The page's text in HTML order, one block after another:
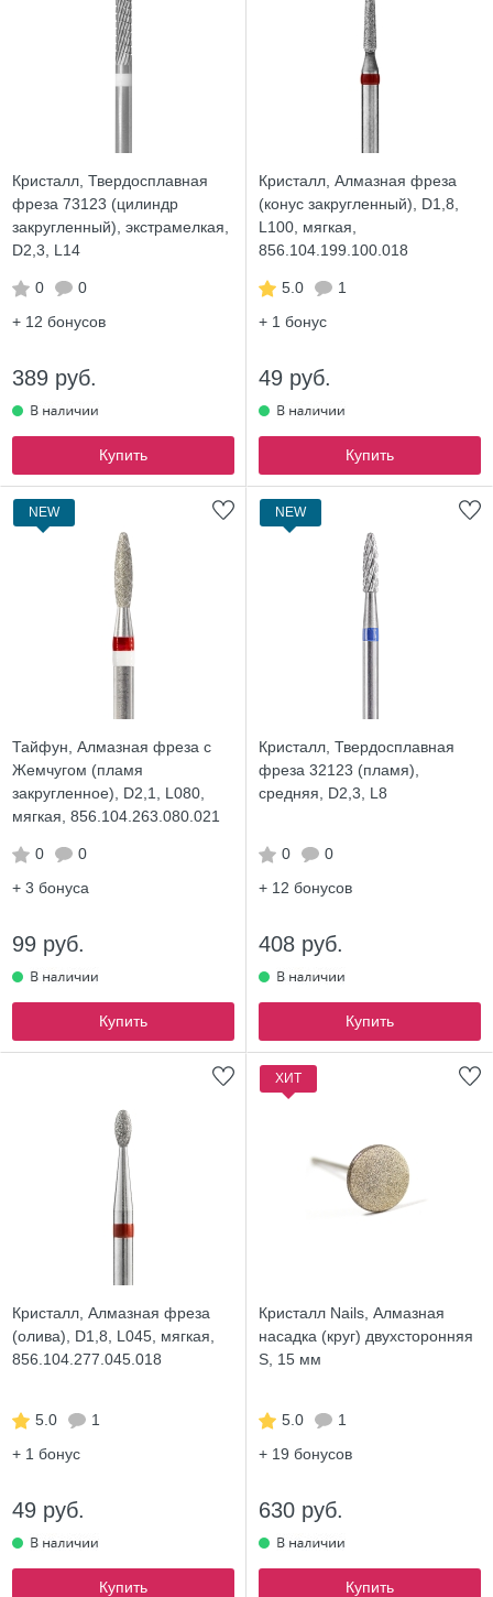
Кристалл, Твердосплавная
фреза 73123 (цилиндр
закругленный), экстрамелкая,
D2,3, L14
0
0
+ 12 бонусов
389 руб.
Купить
Кристалл, Алмазная фреза
(конус закругленный), D1,8,
L100, мягкая,
856.104.199.100.018
5.0
1
+ 1 бонус
49 руб.
Купить
NEW
Тайфун, Алмазная фреза с
Жемчугом (пламя
закругленное), D2,1, L080,
мягкая, 856.104.263.080.021
0
0
+ 3 бонуса
99 руб.
Купить
NEW
Кристалл, Твердосплавная
фреза 32123 (пламя),
средняя, D2,3, L8
0
0
+ 12 бонусов
408 руб.
Купить
Кристалл, Алмазная фреза
(олива), D1,8, L045, мягкая,
856.104.277.045.018
5.0
1
+ 1 бонус
49 руб.
Купить
ХИТ
Кристалл Nails, Алмазная
насадка (круг) двухсторонняя
S, 15 мм
5.0
1
+ 19 бонусов
630 руб.
Купить